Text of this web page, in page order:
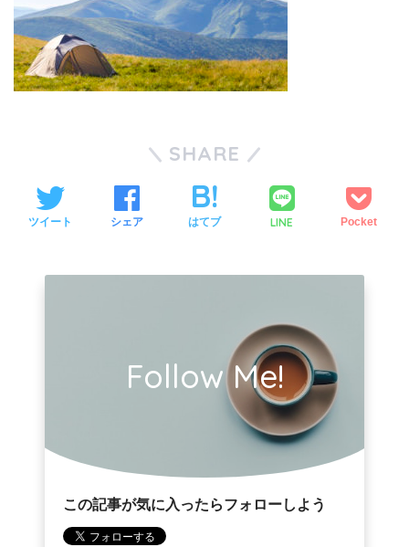
SHARE
ツイート シェア はてブ LINE Pocket
Follow Me!
この記事が気に入ったらフォローしよう